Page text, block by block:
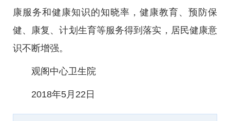
康服务和健康知识的知晓率，健康教育、预防保
健、康复、计划生育等服务得到落实，居民健康意
识不断增强。
观阁中心卫生院
2018年5月22日